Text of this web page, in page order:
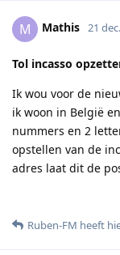
M Mathis 21
Tol incasso
Ik wou voor de
ik woon in België
nummers en 2
opstellen van de
adres laat dit de
Ruben-FM heeft